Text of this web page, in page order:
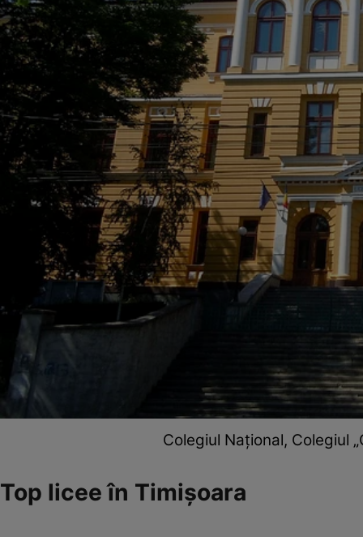
Colegiul Național, Colegiul
Top licee în Timișoara